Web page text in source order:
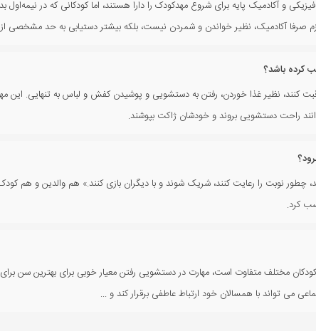
لازم اجتماعی، فیزیکی و آکادمیک پایه برای شروع مهدکودک را دارا هستند، اما کودکانی که در
صرفا آکادمیک، نظیر خواندن و شمردن نیست، بلکه بیشتر دستیابی به حد مشخصی
کرده باشد؟
کنند، نظیر غذا خوردن، رفتن به دستشویی و پوشیدن کفش و لباس به تنهایی. این
راحت دستشویی بروند و خودشان ژاکت بپوشند.
چطور نوبت را رعایت کنند، شریک شوند و با دیگران بازی کنند.» هم والدین و
کرد.
مختلف متفاوت است، مهارت در دستشویی رفتن معیار خوبی برای بهترین سن
می تواند با همسالان خود ارتباط عاطفی برقرار کند و ...